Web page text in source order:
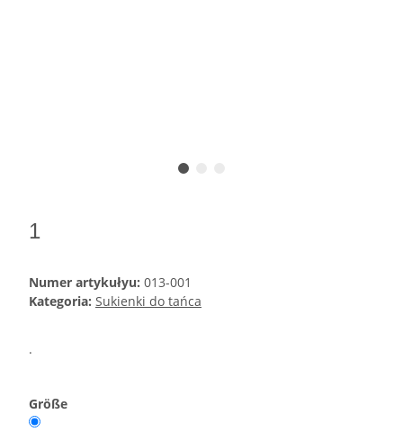
1
Numer artykułyu: 013-001
Kategoria: Sukienki do tańca
.
Größe